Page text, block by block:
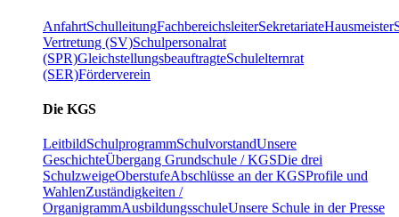
AnfahrtSchulleitungFachbereichsleiterSekretariateHausmeister
Vertretung (SV)Schulpersonalrat
(SPR)GleichstellungsbeauftragteSchulelternrat
(SER)Förderverein
Die KGS
LeitbildSchulprogrammSchulvorstandUnsere
GeschichteÜbergang Grundschule / KGSDie drei
SchulzweigeOberstufeAbschlüsse an der KGSProfile und
WahlenZuständigkeiten /
OrganigrammAusbildungsschuleUnsere Schule in der Presse